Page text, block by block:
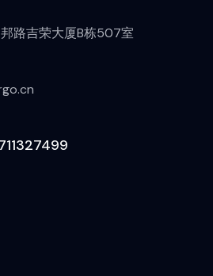
路吉荣大厦B栋507室